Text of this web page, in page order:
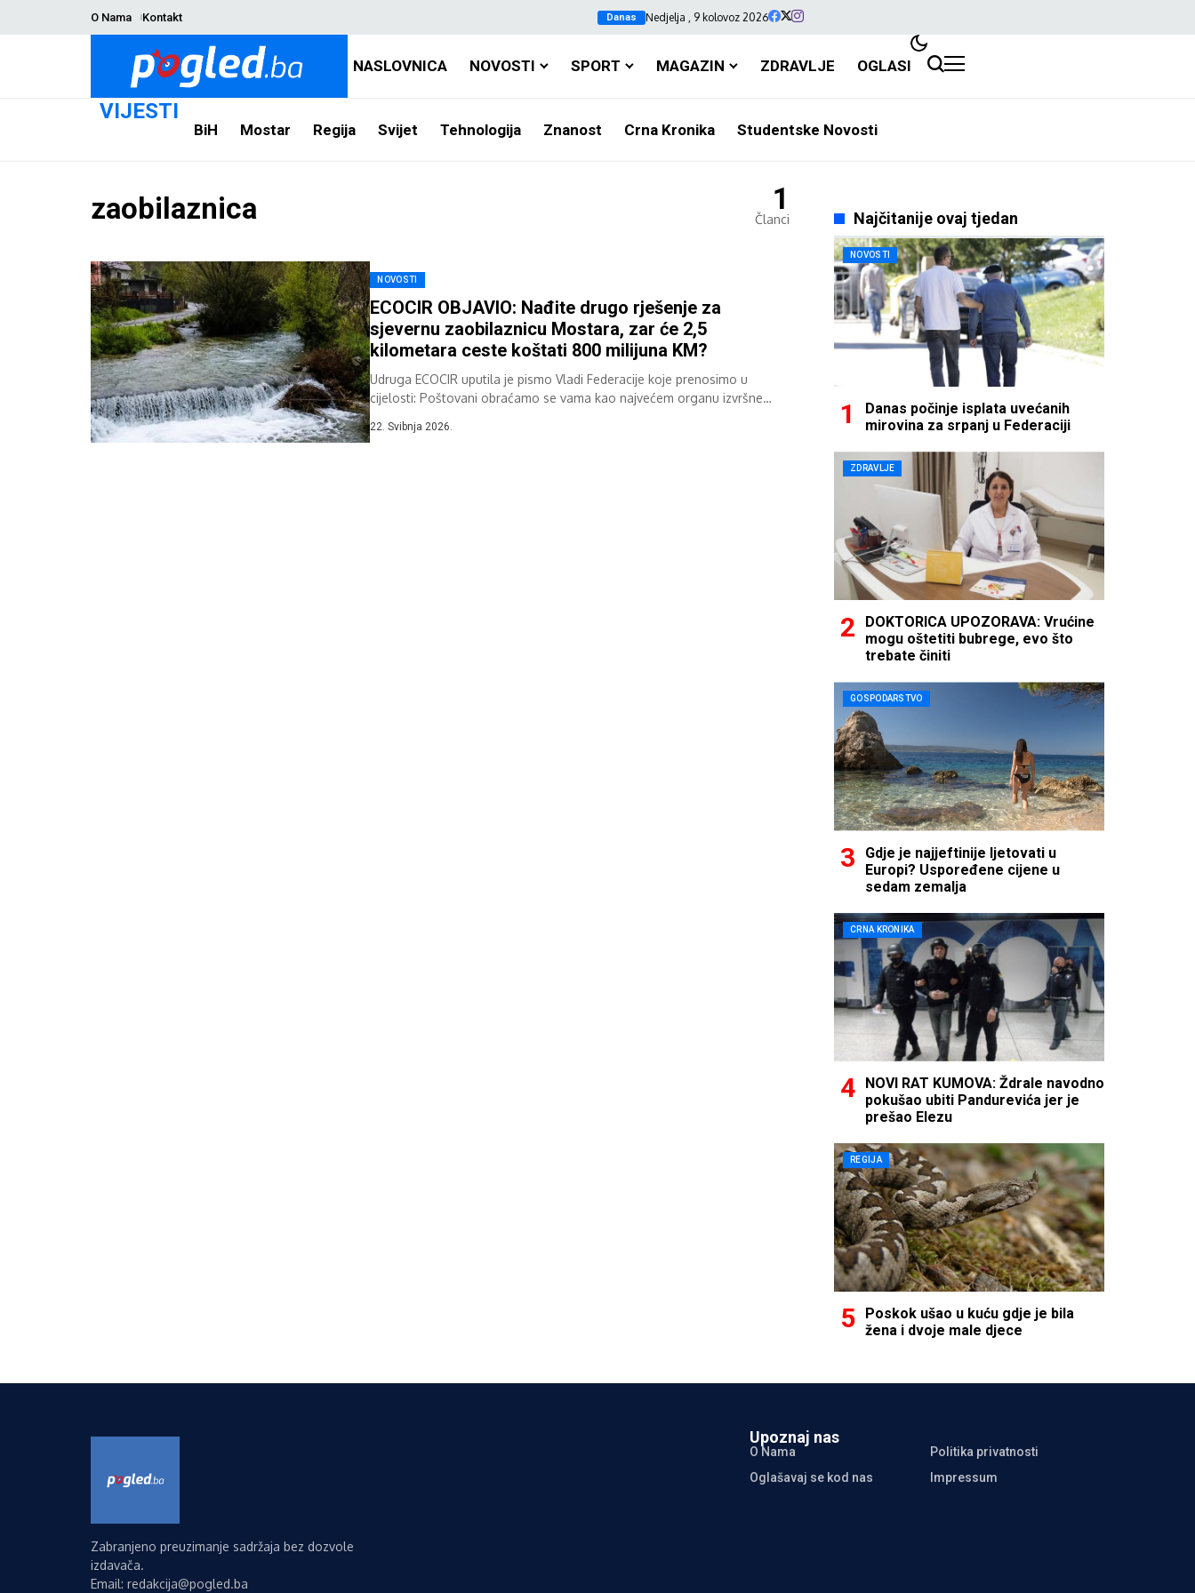
O Nama Kontakt Danas Nedjelja , 9 kolovoz 2026
NASLOVNICA NOVOSTI SPORT MAGAZIN ZDRAVLJE OGLASI
VIJESTI
BiH Mostar Regija Svijet Tehnologija Znanost Crna Kronika Studentske Novosti
zaobilaznica 1
Članci
NOVOSTI
ECOCIR OBJAVIO: Nađite drugo rješenje za
sjevernu zaobilaznicu Mostara, zar će 2,5
kilometara ceste koštati 800 milijuna KM?
Udruga ECOCIR uputila je pismo Vladi Federacije koje prenosimo u
cijelosti: Poštovani obraćamo se vama kao najvećem organu izvršne
22. Svibnja 2026.
Najčitanije ovaj tjedan
NOVOSTI
Danas počinje isplata uvećanih
mirovina za srpanj u Federaciji
ZDRAVLJE
DOKTORICA UPOZORAVA: Vrućine
mogu oštetiti bubrege, evo što
trebate činiti
GOSPODARSTVO
Gdje je najjeftinije ljetovati u
Europi? Uspoređene cijene u
sedam zemalja
CRNA KRONIKA
NOVI RAT KUMOVA: Ždrale navodno
pokušao ubiti Pandurevića jer je
prešao Elezu
REGIJA
Poskok ušao u kuću gdje je bila
žena i dvoje male djece
Zabranjeno preuzimanje sadržaja bez dozvole
izdavača.
Email: redakcija@pogled.ba
Upoznaj nas
O Nama
Politika privatnosti
Oglašavaj se kod nas
Impressum